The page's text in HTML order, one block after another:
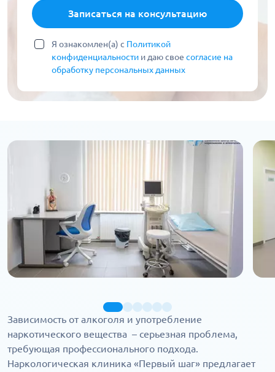
Записаться на консультацию
Я ознакомлен(а) с Политикой
конфиденциальности и даю свое согласие на
обработку персональных данных
Зависимость от алкоголя и употребление
наркотического вещества – серьезная проблема,
требующая профессионального подхода.
Наркологическая клиника «Первый шаг» предлагает